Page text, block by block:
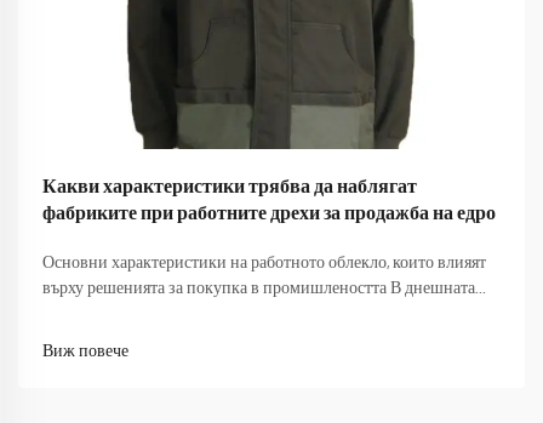
Какви характеристики трябва да наблягат
фабриките при работните дрехи за продажба на едро
Основни характеристики на работното облекло, които влияят
върху решенията за покупка в промишлеността В днешната
Виж повече